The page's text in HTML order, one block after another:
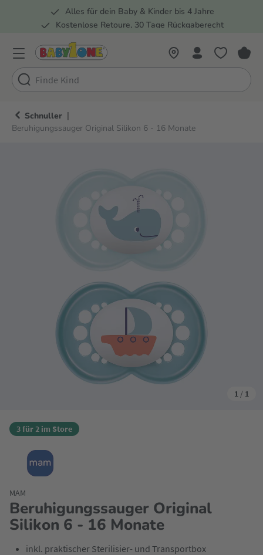
Zur Hauptnavigation springen
Alles für dein Baby & Kinder bis 4 Jahre
Kostenlose Retoure, 30 Tage Rückgaberecht
Schnuller |
Beruhigungssauger Original Silikon 6 - 16 Monate
1 / 1
3 für 2 im Store
Beruhigungssauger Original
Silikon 6 - 16 Monate
MAM
inkl. praktischer Sterilisier- und Transportbox